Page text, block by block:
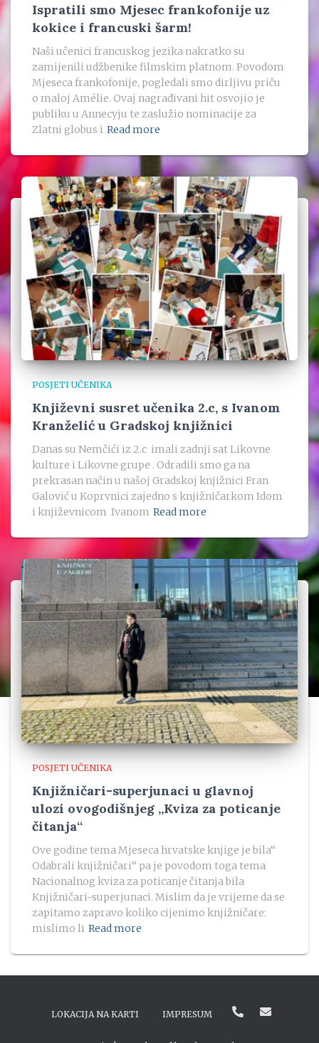
Ispratili smo Mjesec frankofonije uz
kokice i francuski šarm!
Naši učenici francuskog jezika nakratko su
zamijenili udžbenike filmskim platnom. Povodom
Mjeseca frankofonije, pogledali smo dirljivu priču
o maloj Amélie. Ovaj nagrađivani hit osvojio je
publiku u Annecyju te zaslužio nominacije za
Zlatni globus i Read more
POSJETI UČENIKA
Književni susret učenika 2.c, s Ivanom
Kranželić u Gradskoj knjižnici
Danas su Nemčići iz 2.c imali zadnji sat Likovne
kulture i Likovne grupe . Odradili smo ga na
prekrasan način u našoj Gradskoj knjižnici Fran
Galović u Koprvnici zajedno s knjižničarkom Idom
i književnicom Ivanom Read more
POSJETI UČENIKA
Knjižničari-superjunaci u glavnoj
ulozi ovogodišnjeg „Kviza za poticanje
čitanja“
Ove godine tema Mjeseca hrvatske knjige je bila“
Odabrali knjižničari“ pa je povodom toga tema
Nacionalnog kviza za poticanje čitanja bila
Knjižničari-superjunaci. Mislim da je vrijeme da se
zapitamo zapravo koliko cijenimo knjižničare:
mislimo li Read more
LOKACIJA NA KARTI IMPRESUM